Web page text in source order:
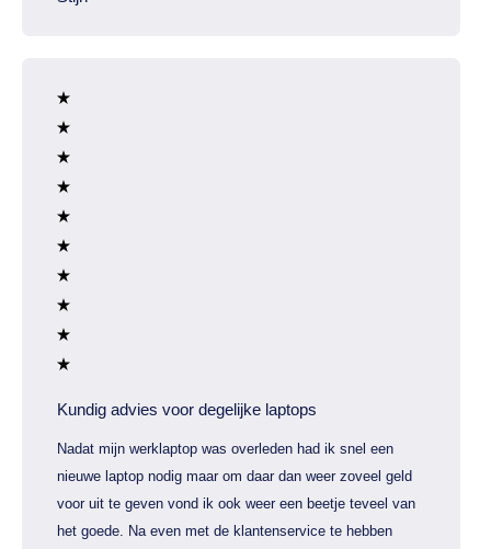
Kundig advies voor degelijke laptops
Nadat mijn werklaptop was overleden had ik snel een
nieuwe laptop nodig maar om daar dan weer zoveel geld
voor uit te geven vond ik ook weer een beetje teveel van
het goede. Na even met de klantenservice te hebben